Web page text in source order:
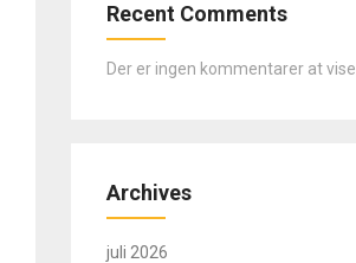
Recent Comments
Der er ingen kommentarer at vise.
Archives
juli 2026